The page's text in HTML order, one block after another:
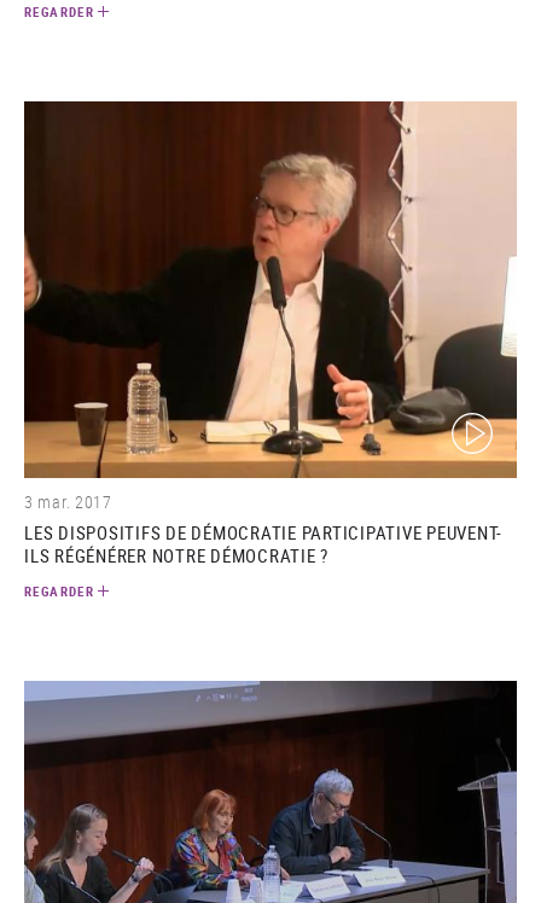
REGARDER
(video)
3 mar. 2017
LES DISPOSITIFS DE DÉMOCRATIE PARTICIPATIVE PEUVENT-
ILS RÉGÉNÉRER NOTRE DÉMOCRATIE ?
REGARDER